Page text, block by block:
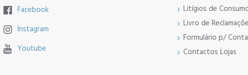
Facebook
Instagram
Youtube
Litígios de
Livro de
Formulário p/
Contactos Lojas